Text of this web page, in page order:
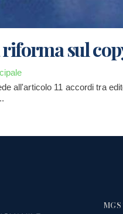
sul
all'articolo 11 accordi tra